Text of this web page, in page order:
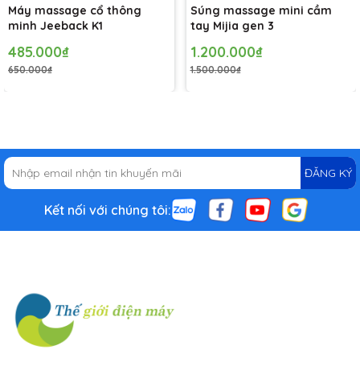
Máy massage cổ thông
minh Jeeback K1
485.000₫
650.000₫
Súng massage mini cầm
tay Mijia gen 3
1.200.000₫
1.500.000₫
ĐĂNG KÝ
Kết nối với chúng tôi: